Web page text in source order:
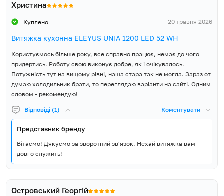
Христина
Куплено 20 травня 2026
Витяжка кухонна ELEYUS UNIA 1200 LED 52 WH
Користуємось більше року, все справно працює, немає до чого
придертись. Роботу свою виконує добре, як і очікувалось.
Потужність тут на вищому рівні, наша стара так не могла. Зараз от
думаю холодильник брати, то переглядаю варіанти на сайті. Одним
словом - рекомендую!
Відповіді (1) Коментувати
Представник бренду
Вітаємо! Дякуємо за зворотний зв'язок. Нехай витяжка вам
довго служить!
Островський Георгій